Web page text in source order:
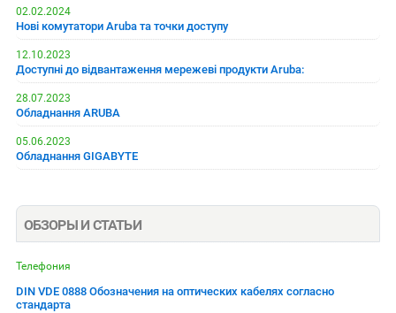
02.02.2024
Нові комутатори Aruba та точки доступу
12.10.2023
Доступні до відвантаження мережеві продукти Aruba:
28.07.2023
Обладнання ARUBA
05.06.2023
Обладнання GIGABYTE
ОБЗОРЫ И СТАТЬИ
Телефония
DIN VDE 0888 Обозначения на оптических кабелях согласно
стандарта